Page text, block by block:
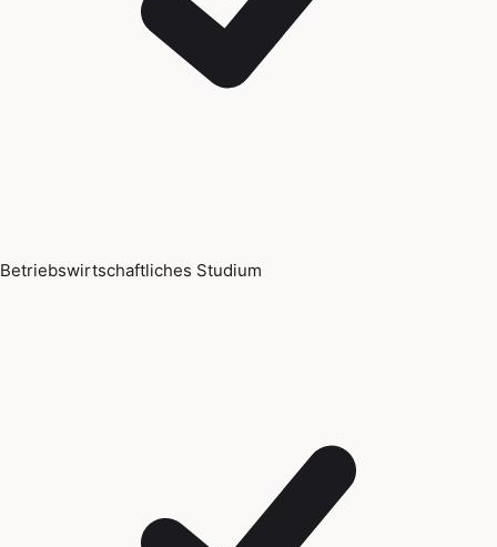
Betriebswirtschaftliches Studium